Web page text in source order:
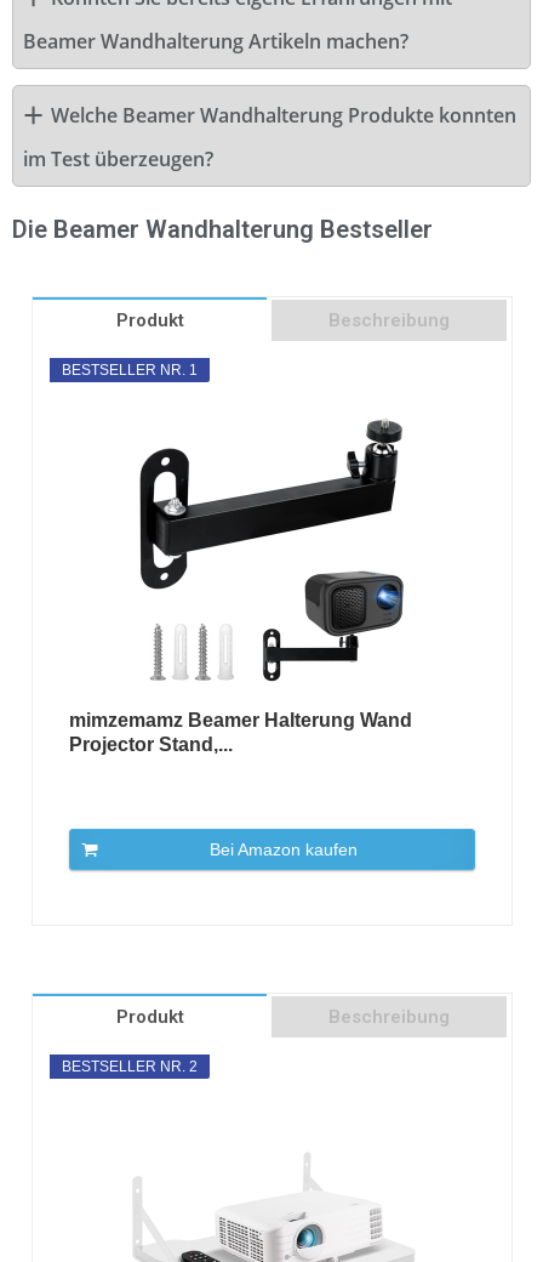
Beamer Wandhalterung Artikeln machen?
Welche Beamer Wandhalterung Produkte konnten
im Test überzeugen?
Die Beamer Wandhalterung Bestseller
Produkt Beschreibung
BESTSELLER NR. 1
mimzemamz Beamer Halterung Wand
Projector Stand,...
Bei Amazon kaufen
Produkt Beschreibung
BESTSELLER NR. 2